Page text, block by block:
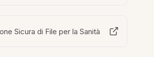
Sicura di File per la Sanità